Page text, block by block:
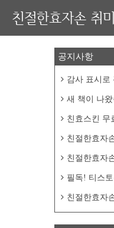
친절한효자손 취
공지사항
감사 표시로
새 책이 나
친효스킨 무
친절한효자
친절한효자
필독! 티스
친절한효자